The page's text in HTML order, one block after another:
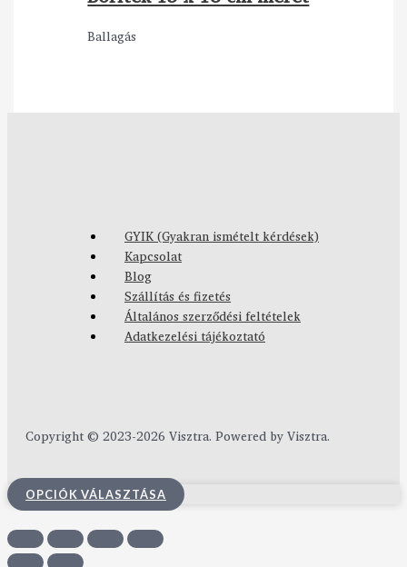
Ballagás
GYIK (Gyakran ismételt kérdések)
Kapcsolat
Blog
Szállítás és fizetés
Általános szerződési feltételek
Adatkezelési tájékoztató
Copyright © 2023-2026 Visztra. Powered by Visztra.
OPCIÓK VÁLASZTÁSA